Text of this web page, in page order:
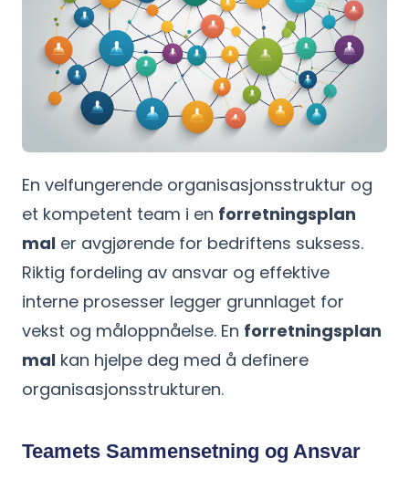
En velfungerende organisasjonsstruktur og
et kompetent team i en forretningsplan
mal er avgjørende for bedriftens suksess.
Riktig fordeling av ansvar og effektive
interne prosesser legger grunnlaget for
vekst og måloppnåelse. En forretningsplan
mal kan hjelpe deg med å definere
organisasjonsstrukturen.
Teamets Sammensetning og Ansvar